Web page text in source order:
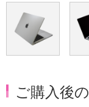
ご購入後